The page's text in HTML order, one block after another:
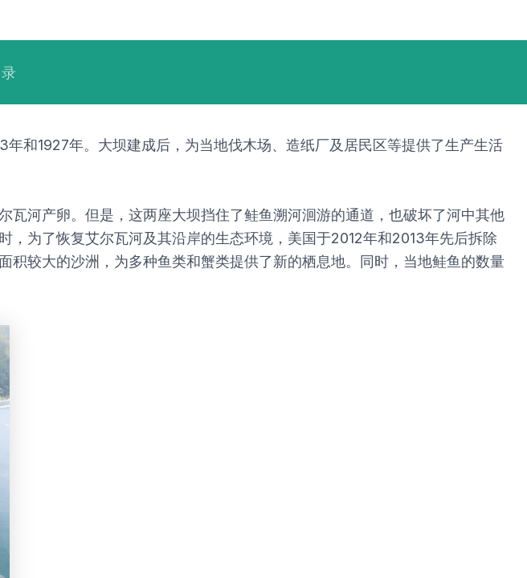
和1927年。大坝建成后，为当地伐木场、造纸厂及居民区等提供了生产生活
河产卵。但是，这两座大坝挡住了鲑鱼溯河洄游的通道，也破坏了河中其他
为了恢复艾尔瓦河及其沿岸的生态环境，美国于2012年和2013年先后拆除
较大的沙洲，为多种鱼类和蟹类提供了新的栖息地。同时，当地鲑鱼的数量